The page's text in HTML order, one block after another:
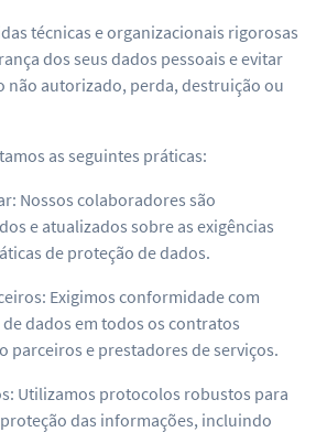
técnicas e organizacionais rigorosas
dos seus dados pessoais e evitar
autorizado, perda, destruição ou
as seguintes práticas:
Nossos colaboradores são
e atualizados sobre as exigências
de proteção de dados.
Exigimos conformidade com
dados em todos os contratos
parceiros e prestadores de serviços.
Utilizamos protocolos robustos para
das informações, incluindo